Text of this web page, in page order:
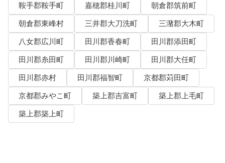
鞍手郡鞍手町
嘉穂郡桂川町
朝倉郡筑前町
朝倉郡東峰村
三井郡大刀洗町
三潴郡大木町
八女郡広川町
田川郡香春町
田川郡添田町
田川郡糸田町
田川郡川崎町
田川郡大任町
田川郡赤村
田川郡福智町
京都郡苅田町
京都郡みやこ町
築上郡吉富町
築上郡上毛町
築上郡築上町